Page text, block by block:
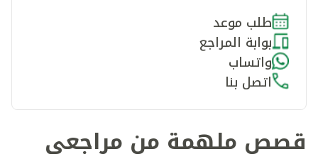
طلب موعد
بوابة المراجع
واتساب
اتصل بنا
قصص ملهمة من مراجعي